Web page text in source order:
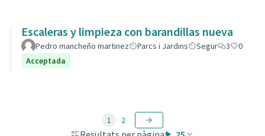
Escaleras y limpieza con barandillas nueva
Pedro mancheño martinez Parcs i Jardins Segur 3
0
Acceptada
1 2